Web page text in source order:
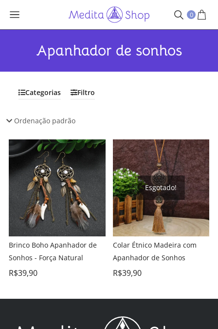
0
Apanhador de sonhos
Categorias Filtro
Brinco Boho Apanhador de
Sonhos - Força Natural
R$39,90
Esgotado!
Colar Étnico Madeira com
Apanhador de Sonhos
R$39,90